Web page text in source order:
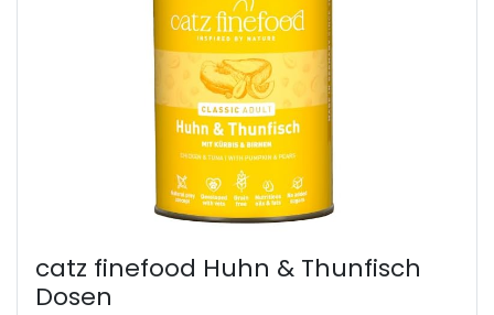
catz finefood Huhn & Thunfisch
Dosen